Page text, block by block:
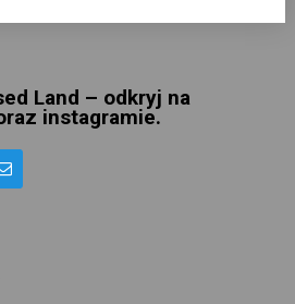
Land – odkryj na
instagramie.